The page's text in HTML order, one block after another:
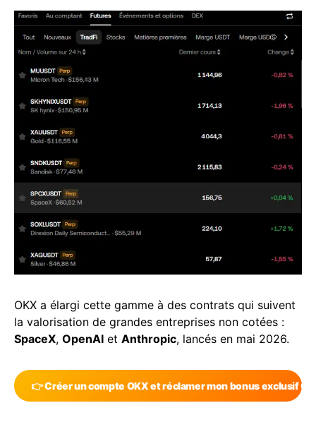
OKX a élargi cette gamme à des contrats qui suivent
la valorisation de grandes entreprises non cotées :
SpaceX, OpenAI et Anthropic, lancés en mai 2026.
👉 Créer un compte OKX et réclamer mon bonus exclusif